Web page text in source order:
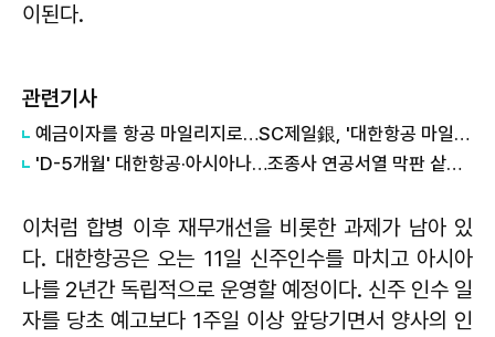
이된다.
관련기사
예금이자를 항공 마일리지로…SC제일銀, '대한항공 마일리지 예금' 출시
'D-5개월' 대한항공·아시아나…조종사 연공서열 막판 샅바싸움 점입가경
이처럼 합병 이후 재무개선을 비롯한 과제가 남아 있
다. 대한항공은 오는 11일 신주인수를 마치고 아시아
나를 2년간 독립적으로 운영할 예정이다. 신주 인수 일
자를 당초 예고보다 1주일 이상 앞당기면서 양사의 인